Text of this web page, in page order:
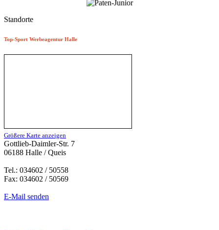
Standorte
Top-Sport Werbeagentur Halle
Größere Karte anzeigen
Gottlieb-Daimler-Str. 7
06188 Halle / Queis
Tel.: 034602 / 50558
Fax: 034602 / 50569
E-Mail senden